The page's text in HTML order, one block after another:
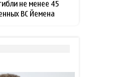
о прогрессе в
прокомментировал
перехватчиков
не менее 45
ВС Йемена